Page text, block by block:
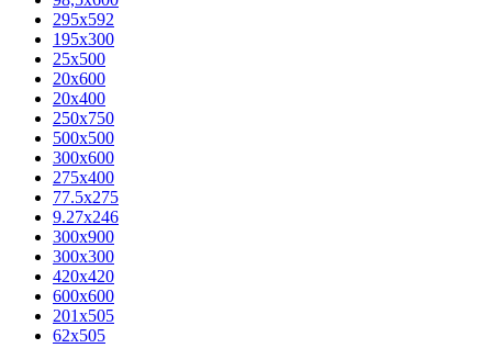
295x592
195х300
25x500
20х600
20х400
250x750
500x500
300x600
275x400
77.5х275
9.27x246
300x900
300x300
420х420
600х600
201х505
62х505